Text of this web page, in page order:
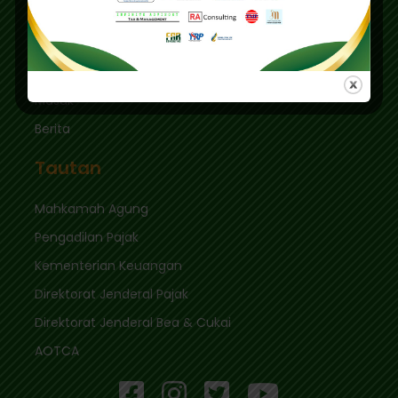
sekretariat@ikpi.or.id
Tautan Cepat
Masuk
Berita
Tautan
Mahkamah Agung
Pengadilan Pajak
Kementerian Keuangan
Direktorat Jenderal Pajak
Direktorat Jenderal Bea & Cukai
AOTCA